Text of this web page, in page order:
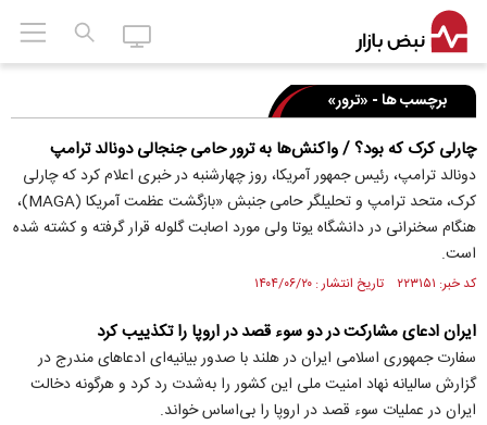
برچسب ها - «ترور»
چارلی کرک که بود؟ / واکنش‌ها به ترور حامی جنجالی دونالد ترامپ
دونالد ترامپ، رئیس جمهور آمریکا، روز چهارشنبه در خبری اعلام کرد که چارلی
کرک، متحد ترامپ و تحلیلگر حامی جنبش «بازگشت عظمت آمریکا (MAGA)،
هنگام سخنرانی در دانشگاه یوتا ولی مورد اصابت گلوله قرار گرفته و کشته شده
است.
کد خبر: ۲۲۳۱۵۱ تاریخ انتشار : ۱۴۰۴/۰۶/۲۰
ایران ادعای مشارکت در دو سوء قصد در اروپا را تکذییب کرد
سفارت جمهوری اسلامی ایران در هلند با صدور بیانیه‌ای ادعاهای مندرج در
گزارش سالیانه نهاد امنیت ملی این کشور را به‌شدت رد کرد و هرگونه دخالت
ایران در عملیات سوء قصد در اروپا را بی‌اساس خواند.